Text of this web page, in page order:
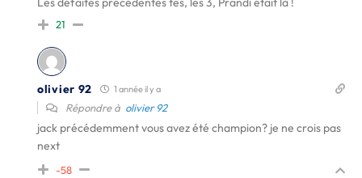
21
olivier 92 1 année il y a
Répondre à olivier 92
jack précédemment vous avez été champion? je ne crois pas
next
-58